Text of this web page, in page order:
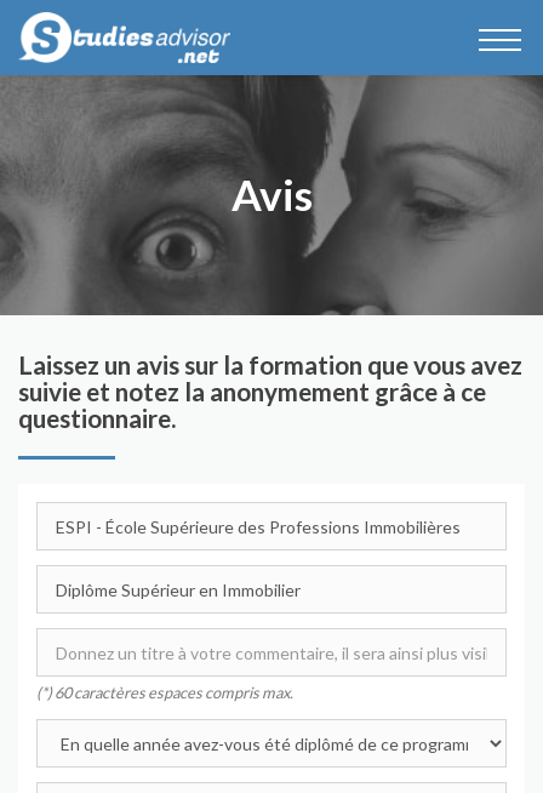
Avis
Laissez un avis sur la formation que vous avez
suivie et notez la anonymement grâce à ce
questionnaire.
(*) 60 caractères espaces compris max.